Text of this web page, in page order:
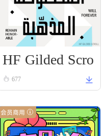
HF Gilded Scro
ll 677
会员商用